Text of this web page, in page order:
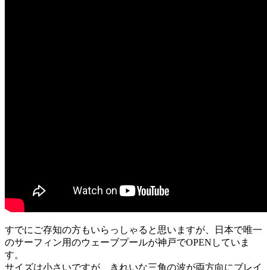
すでにご存知の方もいらっしゃると思いますが、日本で唯一
のサーフィン用のウェーブプールが神戸でOPENしていま
す。
サイズは小さいですが、きれいな三角の波が両方向にブレイ